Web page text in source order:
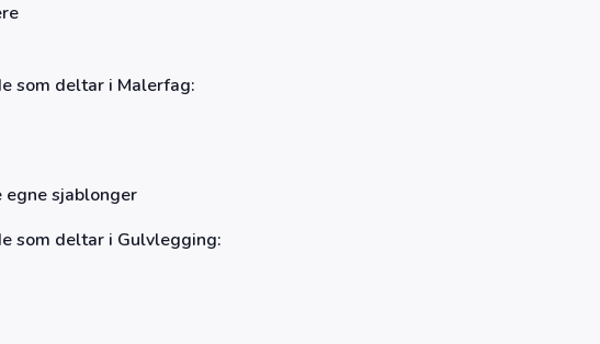
som deltar i Malerfag:
sjablonger
som deltar i Gulvlegging: